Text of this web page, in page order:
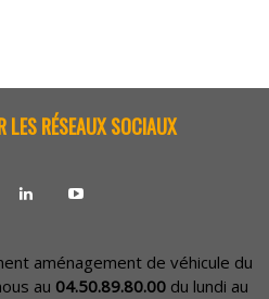
LES RÉSEAUX SOCIAUX
aménagement de véhicule du
au 04.50.89.80.00 du lundi au